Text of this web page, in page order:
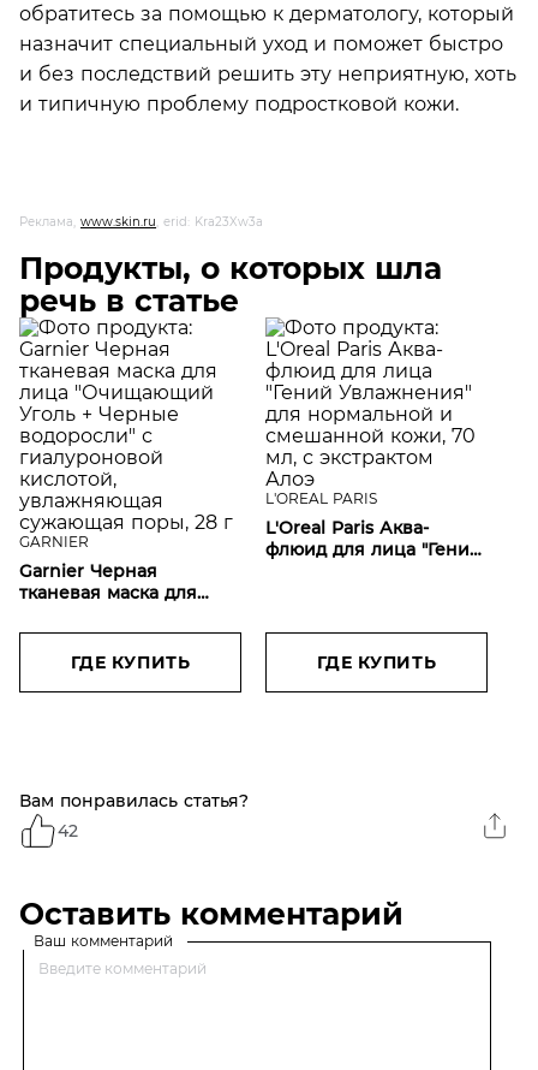
обратитесь за помощью к дерматологу, который
назначит специальный уход и поможет быстро
и без последствий решить эту неприятную, хоть
и типичную проблему подростковой кожи.
Реклама, www.skin.ru, erid: Kra23Xw3a
Продукты, о которых шла
речь в статье
GARNIER
Garnier Черная
тканевая маска для
Уголь + Черные
водоросли" с
гиалуроновой
ГДЕ КУПИТЬ
L'OREAL PARIS
L'Oreal Paris Аква-
флюид для лица "Гений
мл, с экстрактом Алоэ
ГДЕ КУПИТЬ
Вам понравилась статья?
42
Оставить комментарий
Ваш комментарий